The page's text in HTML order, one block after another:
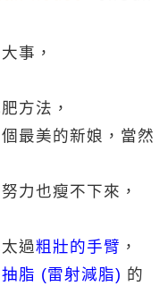
事，
方法，
最美的新娘，當然
力也瘦不下來，
過粗壯的手臂 ，
脂 (雷射減脂) 的